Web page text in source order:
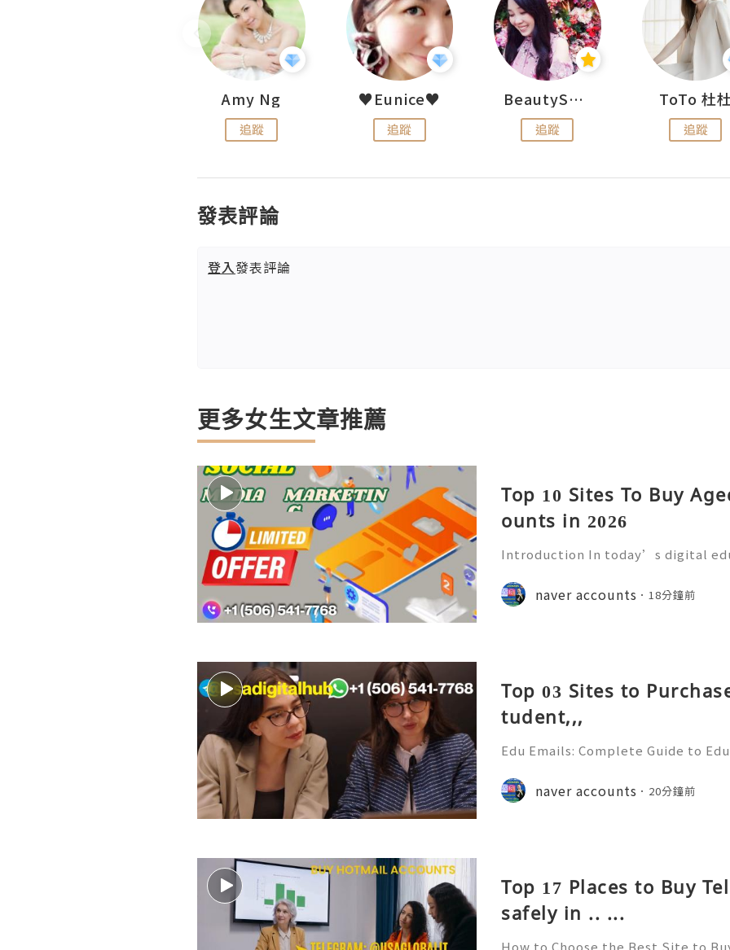
Amy Ng
追蹤
♥Eunice♥
追蹤
BeautySearch
追蹤
ToTo 杜
追蹤
發表評論
登入發表評論
更多女生文章推薦
Top 10 Sites To Buy
ounts in 2026
Introduction In today’s digital
Educational institutions around
d email accounts to stude
naver accounts 18分鐘前
Top 03 Sites to
tudent,,,
Edu Emails: Complete Guide to
& Reliable 24/7 Customer Support
+1 (506) 541-7768
naver accounts 20分鐘前
Top 17 Places to Buy
safely in .. ...